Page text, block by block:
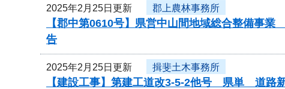
2025年2月25日更新 郡上農林事務所
【郡中第0610号】県営中山間地域総合整備事
告
2025年2月25日更新 揖斐土木事務所
【建設工事】第建工道改3-5-2他号 県単 道路